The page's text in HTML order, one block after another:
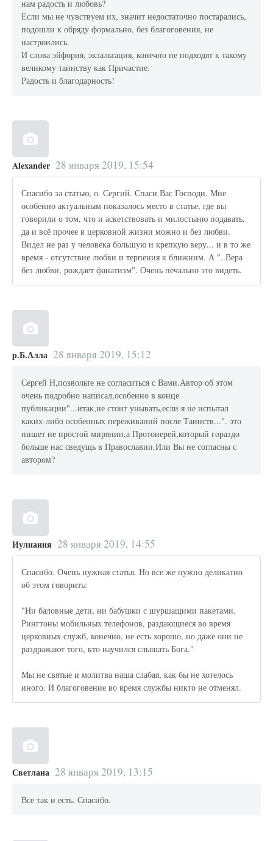
нам радость и любовь?
Если мы не чувствуем их, значит недостаточно постарались,
подошли к обряду формально, без благоговения, не
настроились.
И слова эйфория, экзальтация, конечно не подходят к такому
великому таинству как Причастие.
Радость и благодарность!
Alexander 28 января 2019, 15:54
Спасибо за статью, о. Сергий. Спаси Вас Господи. Мне
особенно актуальным показалось место в статье, где вы
говорили о том, что и аскетствовать и милостыню подавать,
да и всё прочее в церковной жизни можно и без любви.
Видел не раз у человека большую и крепкую веру... и в то же
время - отсутствие любви и терпения к ближним. А "..Вера
без любви, рождает фанатизм". Очень печально это видеть.
р.Б.Алла 28 января 2019, 15:12
Сергей Н,позвольте не согласиться с Вами.Автор об этом
очень подробно написал,особенно в конце
публикации"...итак,не стоит унывать,если я не испытал
каких-либо особенных переживаний после Таинств...". это
пишет не простой мирянин,а Протоиерей,который гораздо
больше нас сведущь в Православии.Или Вы не согласны с
автором?
Иулиания 28 января 2019, 14:55
Спасибо. Очень нужная статья. Но все же нужно деликатно
об этом говорить:
"Ни баловные дети, ни бабушки с шуршащими пакетами.
Рингтоны мобильных телефонов, раздающиеся во время
церковных служб, конечно, не есть хорошо, но даже они не
раздражают того, кто научился слышать Бога."
Мы не святые и молитва наша слабая, как бы не хотелось
иного. И благоговение во время службы никто не отменял.
Светлана 28 января 2019, 13:15
Все так и есть. Спасибо.